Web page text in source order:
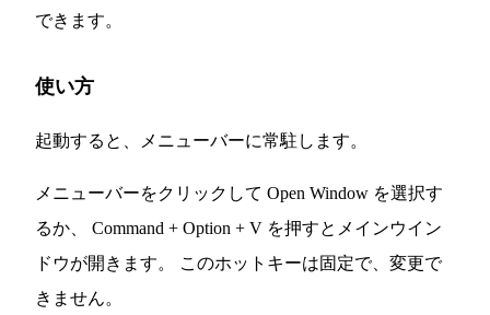
できます。
使い方
起動すると、メニューバーに常駐します。
メニューバーをクリックして Open Window を選択す
るか、 Command + Option + V を押すとメインウイン
ドウが開きます。 このホットキーは固定で、変更で
きません。